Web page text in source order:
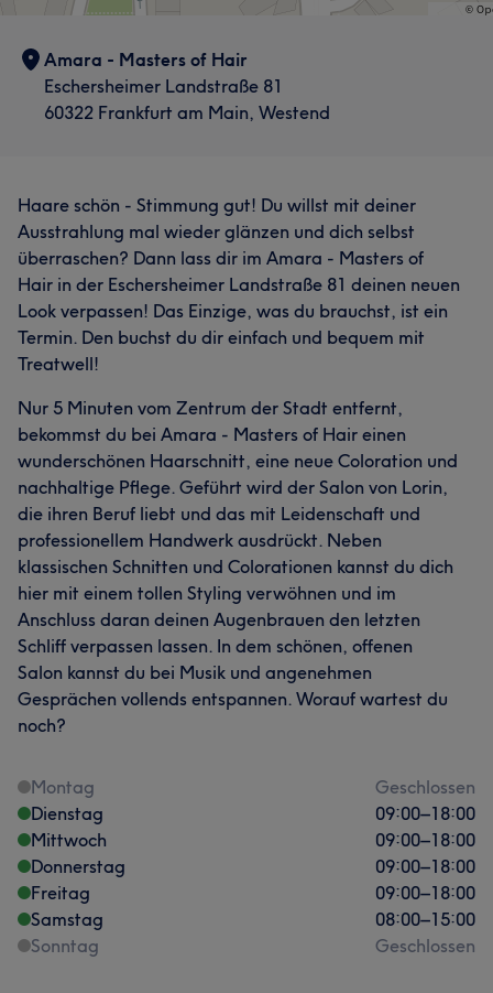
Amara - Masters of Hair
Eschersheimer Landstraße 81
60322 Frankfurt am Main, Westend
Haare schön - Stimmung gut! Du willst mit deiner
Ausstrahlung mal wieder glänzen und dich selbst
überraschen? Dann lass dir im Amara - Masters of
Hair in der Eschersheimer Landstraße 81 deinen neuen
Look verpassen! Das Einzige, was du brauchst, ist ein
Termin. Den buchst du dir einfach und bequem mit
Treatwell!
Nur 5 Minuten vom Zentrum der Stadt entfernt,
bekommst du bei Amara - Masters of Hair einen
wunderschönen Haarschnitt, eine neue Coloration und
nachhaltige Pflege. Geführt wird der Salon von Lorin,
die ihren Beruf liebt und das mit Leidenschaft und
professionellem Handwerk ausdrückt. Neben
klassischen Schnitten und Colorationen kannst du dich
hier mit einem tollen Styling verwöhnen und im
Anschluss daran deinen Augenbrauen den letzten
Schliff verpassen lassen. In dem schönen, offenen
Salon kannst du bei Musik und angenehmen
Gesprächen vollends entspannen. Worauf wartest du
noch?
Montag
Geschlossen
Dienstag
09:00–18:00
Mittwoch
09:00–18:00
Donnerstag
09:00–18:00
Freitag
09:00–18:00
Samstag
08:00–15:00
Sonntag
Geschlossen